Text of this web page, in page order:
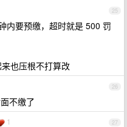
25
内要预缴，超时就是 500 罚
也压根不打算改
26
不缴了
27
1